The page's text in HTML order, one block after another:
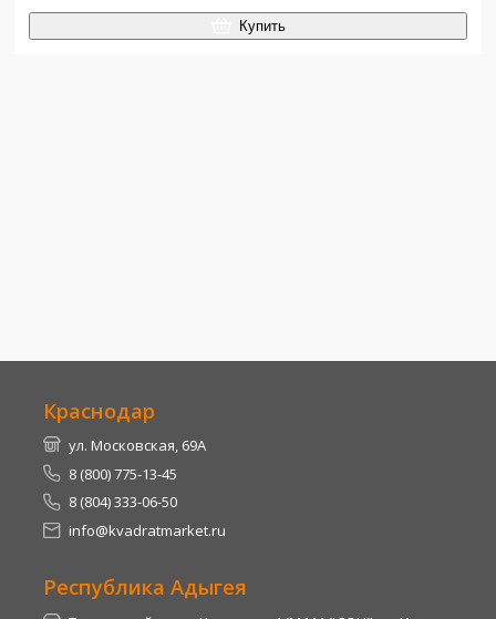
Купить
Краснодар
ул. Московская, 69А
8 (800) 775-13-45
8 (804) 333-06-50
info@kvadratmarket.ru
Республика Адыгея